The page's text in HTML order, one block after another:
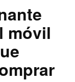
móvil